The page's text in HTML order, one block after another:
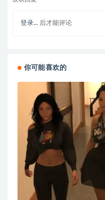
登录... 后才能评论
你可能喜欢的